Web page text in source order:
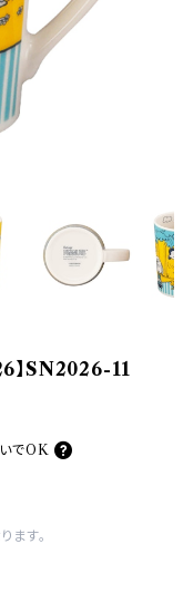
】SN2026-11
でOK
す。